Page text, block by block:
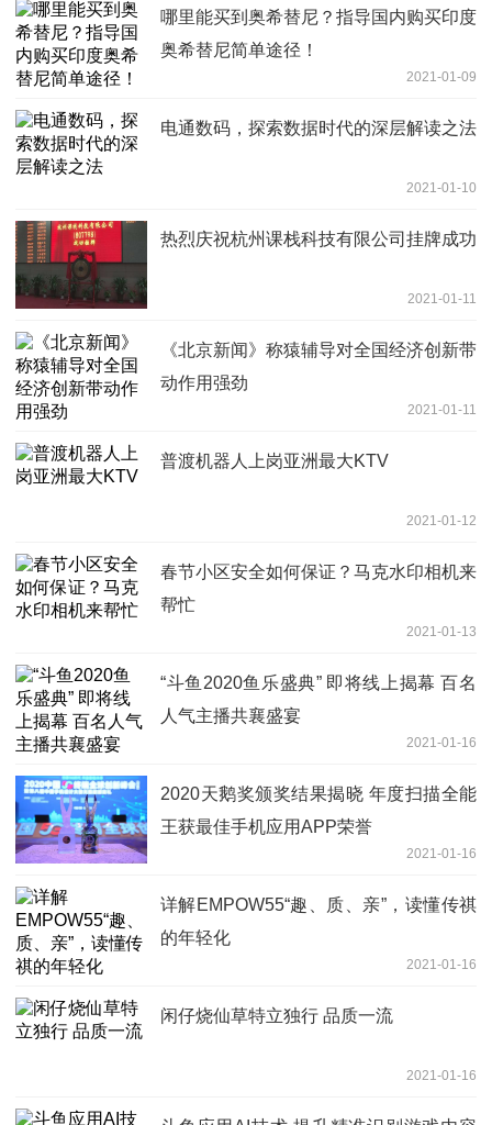
哪里能买到奥希替尼？指导国内购买印度
奥希替尼简单途径！
2021-01-09
电通数码，探索数据时代的深层解读之法
2021-01-10
热烈庆祝杭州课栈科技有限公司挂牌成功
2021-01-11
《北京新闻》称猿辅导对全国经济创新带
动作用强劲
2021-01-11
普渡机器人上岗亚洲最大KTV
2021-01-12
春节小区安全如何保证？马克水印相机来
帮忙
2021-01-13
“斗鱼2020鱼乐盛典” 即将线上揭幕 百名
人气主播共襄盛宴
2021-01-16
2020天鹅奖颁奖结果揭晓 年度扫描全能
王获最佳手机应用APP荣誉
2021-01-16
详解EMPOW55“趣、质、亲”，读懂传祺
的年轻化
2021-01-16
闲仔烧仙草特立独行 品质一流
2021-01-16